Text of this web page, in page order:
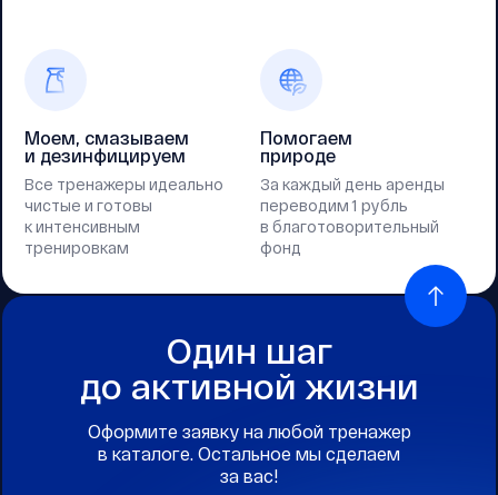
Моем, смазываем
и дезинфицируем
Все тренажеры идеально
чистые и готовы
к интенсивным
тренировкам
Помогаем
природе
За каждый день аренды
переводим 1 рубль
в благотоворительный
фонд
Один шаг
до активной жизни
Оформите заявку на любой тренажер
в каталоге. Остальное мы сделаем
за вас!